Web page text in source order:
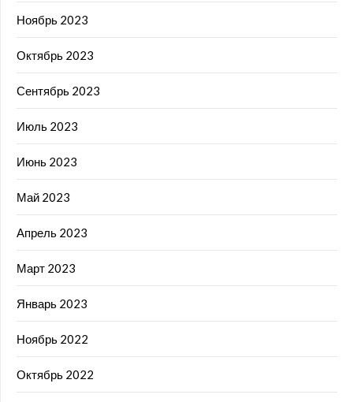
Ноябрь 2023
Октябрь 2023
Сентябрь 2023
Июль 2023
Июнь 2023
Май 2023
Апрель 2023
Март 2023
Январь 2023
Ноябрь 2022
Октябрь 2022